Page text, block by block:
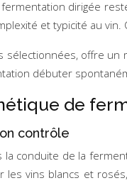
dirigée
et typicité au
sélectionnées, offre
débuter
de
contrôle
conduite de la
les vins blancs et